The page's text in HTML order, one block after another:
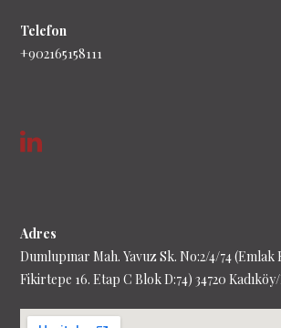
Telefon
+902165158111
Adres
Dumlupınar Mah. Yavuz Sk. No:2/4/74 (Emlak
Fikirtepe 16. Etap C Blok D:74) 34720